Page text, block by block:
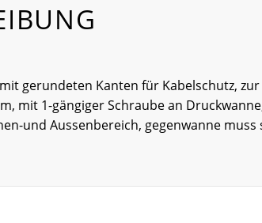
gerundeten Kanten für Kabelschutz,
mit 1-gängiger Schraube an
und Aussenbereich, gegenwanne